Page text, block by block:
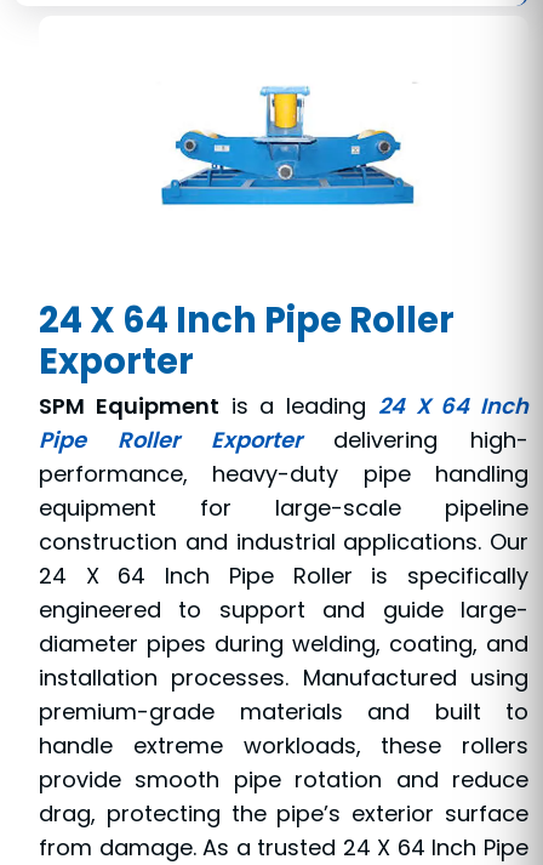
24 X 64 Inch Pipe Roller
Exporter
SPM Equipment is a leading 24 X 64 Inch
Pipe Roller Exporterdelivering high-
performance, heavy-duty pipe handling
equipment for large-scale pipeline
construction and industrial applications. Our
24 X 64 Inch Pipe Roller is specifically
engineered to support and guide large-
diameter pipes during welding, coating, and
installation processes. Manufactured using
premium-grade materials and built to
handle extreme workloads, these rollers
provide smooth pipe rotation and reduce
drag, protecting the pipe’s exterior surface
from damage. As a trusted 24 X 64 Inch Pipe